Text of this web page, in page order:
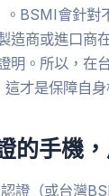
BSMI會針對
造商或進口商
明。所以，在
才是保障自身
的手機
證（或台灣